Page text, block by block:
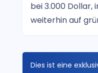
bei 3.000 Dollar,
weiterhin auf
Dies ist eine